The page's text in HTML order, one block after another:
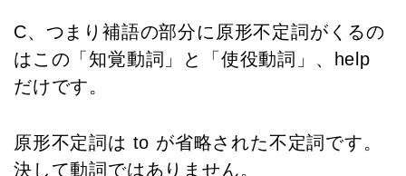
C、つまり補語の部分に原形不定詞がくるの
はこの「知覚動詞」と「 使役動詞 」、help
だけです。
原形不定詞は to が省略された不定詞です。
決して動詞ではありません。